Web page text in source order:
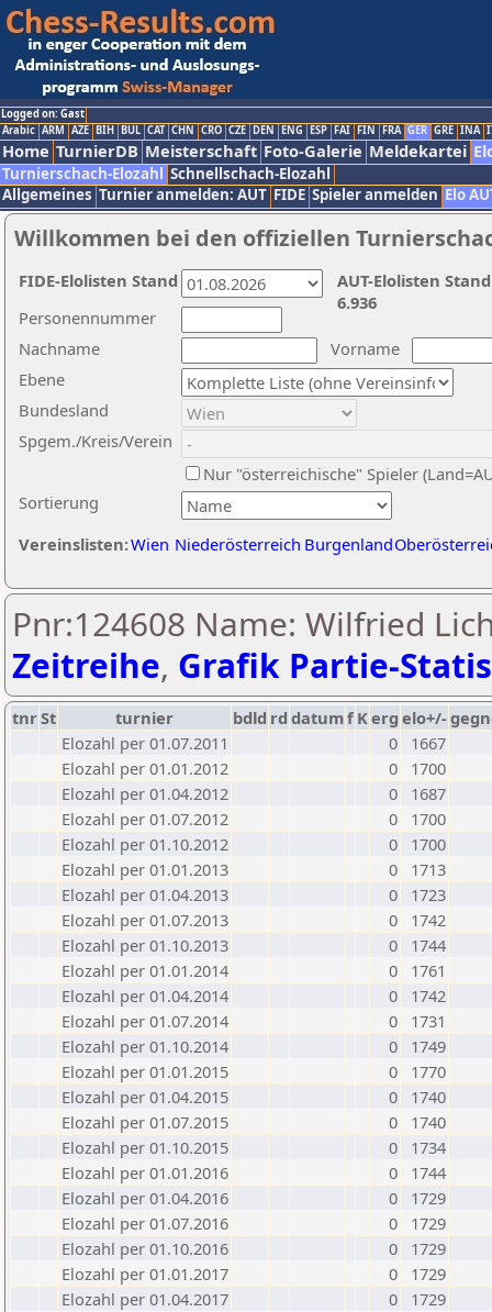
Logged on: Gast
Arabic ARM AZE BIH BUL CAT CHN CRO CZE DEN ENG ESP FAI FIN FRA GER GRE INA
Home TurnierDB Meisterschaft Foto-Galerie Meldekartei
Turnierschach-Elozahl Schnellschach-Elozahl
Allgemeines Turnier anmelden: AUT FIDE Spieler anmelden Elo
Willkommen bei den offiziellen
Nachname
Vorname
Ebene
Sortierung
Personennummer
Bundesland
Spgem./Kreis/Verein
Nur "österreichische" Spieler
Vereinslisten:Wien Niederösterreich Burgenland
AUT-Elolisten
6.936
FIDE-Elolisten Stand
Pnr:124608 Name: Wilfried
Zeitreihe, Grafik Partie-
tnrSt turnier bdld rd datumf Kerg elo+/-
Elozahl per 01.07.2011
0
1667
Elozahl per 01.01.2012
0
1700
Elozahl per 01.04.2012
0
1687
Elozahl per 01.07.2012
0
1700
Elozahl per 01.10.2012
0
1700
Elozahl per 01.01.2013
0
1713
Elozahl per 01.04.2013
0
1723
Elozahl per 01.07.2013
0
1742
Elozahl per 01.10.2013
0
1744
Elozahl per 01.01.2014
0
1761
Elozahl per 01.04.2014
0
1742
Elozahl per 01.07.2014
0
1731
Elozahl per 01.10.2014
0
1749
Elozahl per 01.01.2015
0
1770
Elozahl per 01.04.2015
0
1740
Elozahl per 01.07.2015
0
1740
Elozahl per 01.10.2015
0
1734
Elozahl per 01.01.2016
0
1744
Elozahl per 01.04.2016
0
1729
Elozahl per 01.07.2016
0
1729
Elozahl per 01.10.2016
0
1729
Elozahl per 01.01.2017
0
1729
Elozahl per 01.04.2017
0
1729